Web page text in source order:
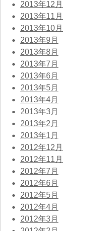
2013年12月
2013年11月
2013年10月
2013年9月
2013年8月
2013年7月
2013年6月
2013年5月
2013年4月
2013年3月
2013年2月
2013年1月
2012年12月
2012年11月
2012年7月
2012年6月
2012年5月
2012年4月
2012年3月